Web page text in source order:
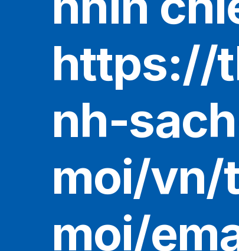
https://
nh-
moi/vn/
moi/